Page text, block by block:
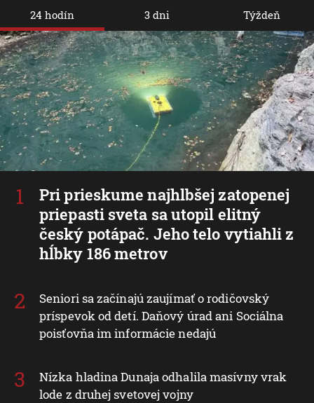
24 hodín
Pri prieskume najhlbšej zatopenej
priepasti sveta sa utopil elitný
český potápač. Jeho telo vytiahli z
hĺbky 186 metrov
Seniori sa začínajú zaujímať o rodičovský
príspevok od detí. Daňový úrad ani Sociálna
poisťovňa im informácie nedajú
Nízka hladina Dunaja odhalila masívny vrak
lode z druhej svetovej vojny
3 dni Týždeň